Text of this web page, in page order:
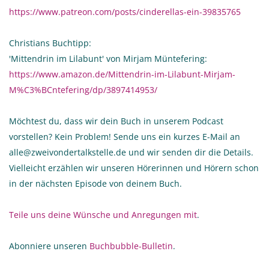
https://www.patreon.com/posts/cinderellas-ein-39835765
Christians Buchtipp:
'Mittendrin im Lilabunt' von Mirjam Müntefering:
https://www.amazon.de/Mittendrin-im-Lilabunt-Mirjam-
M%C3%BCntefering/dp/3897414953/
Möchtest du, dass wir dein Buch in unserem Podcast
vorstellen? Kein Problem! Sende uns ein kurzes E-Mail an
alle@zweivondertalkstelle.de und wir senden dir die Details.
Vielleicht erzählen wir unseren Hörerinnen und Hörern schon
in der nächsten Episode von deinem Buch.
Teile uns deine Wünsche und Anregungen mit.
Abonniere unseren Buchbubble-Bulletin.